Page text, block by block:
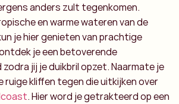
anders zult tegenkomen.
en warme wateren van de
je hier genieten van prachtige
je een betoverende
jij je duikbril opzet. Naarmate je
ruige kliffen tegen die uitkijken over
. Hier word je getrakteerd op een